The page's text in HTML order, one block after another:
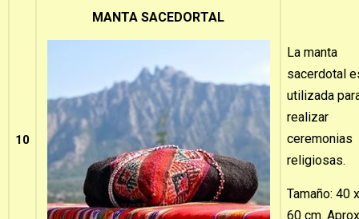
10
MANTA SACEDORTAL
La manta
sacerdotal
utilizada
realizar
ceremonias
religiosas.
Tamaño: 40 x
60 cm. Aprox